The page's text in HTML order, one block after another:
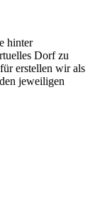
hinter
Dorf zu
erstellen wir als
jeweiligen